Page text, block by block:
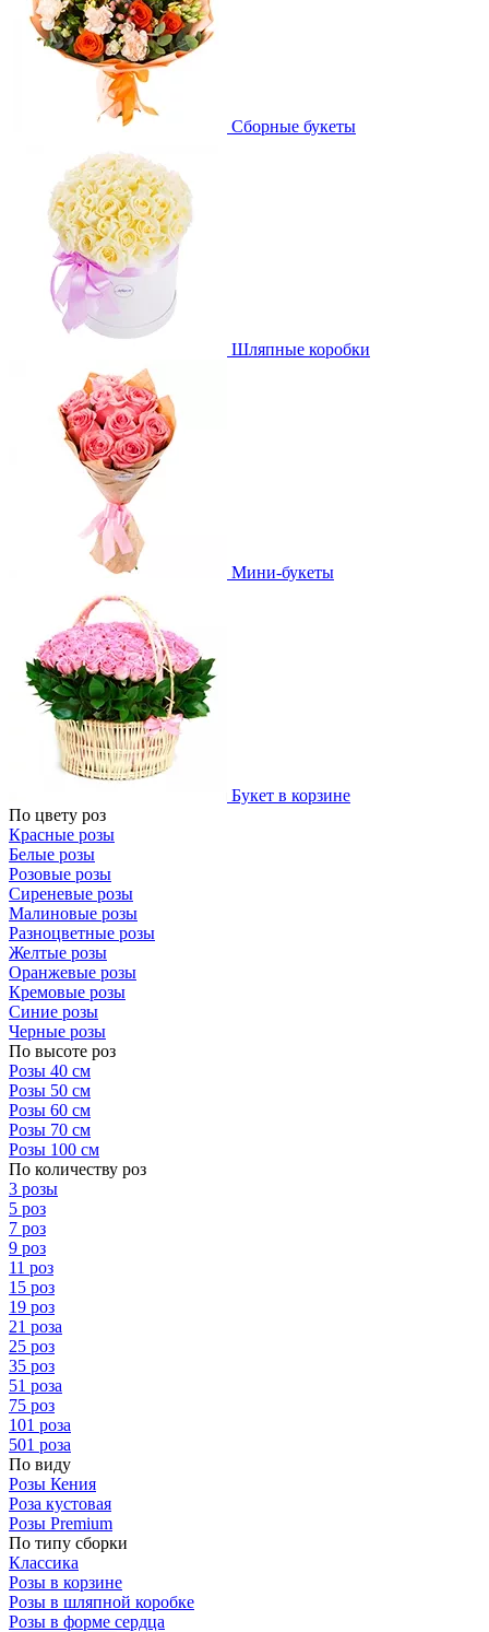
Сборные букеты
Шляпные коробки
Мини-букеты
Букет в корзине
По цвету роз
Красные розы
Белые розы
Розовые розы
Сиреневые розы
Малиновые розы
Разноцветные розы
Желтые розы
Оранжевые розы
Кремовые розы
Синие розы
Черные розы
По высоте роз
Розы 40 см
Розы 50 см
Розы 60 см
Розы 70 см
Розы 100 см
По количеству роз
3 розы
5 роз
7 роз
9 роз
11 роз
15 роз
19 роз
21 роза
25 роз
35 роз
51 роза
75 роз
101 роза
501 роза
По виду
Розы Кения
Роза кустовая
Розы Premium
По типу сборки
Классика
Розы в корзине
Розы в шляпной коробке
Розы в форме сердца